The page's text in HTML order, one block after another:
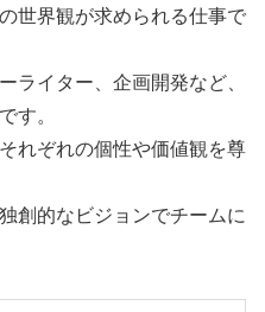
世界観が求められる仕事で
ライター、企画開発など、
す。
れぞれの個性や価値観を尊
創的なビジョンでチームに